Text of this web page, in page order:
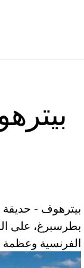
بطرسبرغ، على
الفرنسية وعظمة